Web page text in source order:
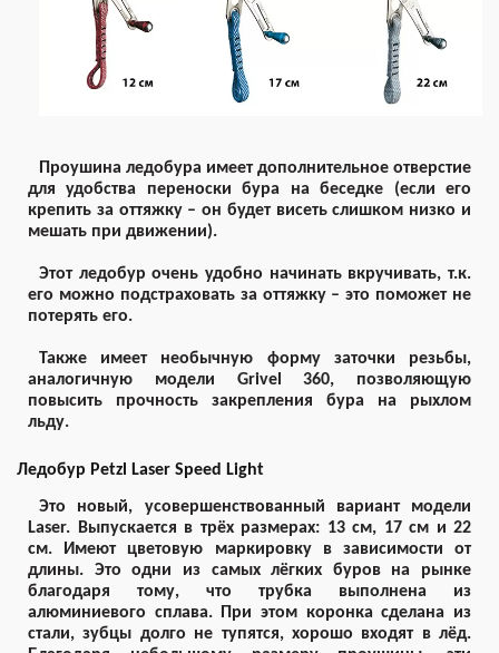
Проушина ледобура имеет дополнительное отверстие
для удобства переноски бура на беседке (если его
крепить за оттяжку – он будет висеть слишком низко и
мешать при движении).
Этот ледобур очень удобно начинать вкручивать, т.к.
его можно подстраховать за оттяжку – это поможет не
потерять его.
Также имеет необычную форму заточки резьбы,
аналогичную модели Grivel 360, позволяющую
повысить прочность закрепления бура на рыхлом
льду.
Ледобур Petzl Laser Speed Light
Это новый, усовершенствованный вариант модели
Laser. Выпускается в трёх размерах: 13 см, 17 см и 22
см. Имеют цветовую маркировку в зависимости от
длины. Это одни из самых лёгких буров на рынке
благодаря тому, что трубка выполнена из
алюминиевого сплава. При этом коронка сделана из
стали, зубцы долго не тупятся, хорошо входят в лёд.